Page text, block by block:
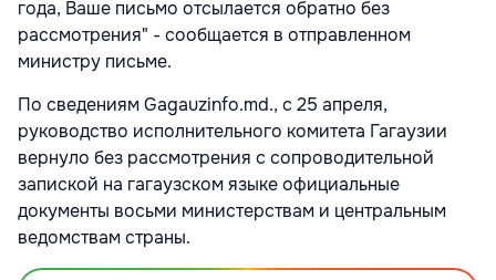
года, Ваше письмо отсылается обратно без
рассмотрения" - сообщается в отправленном
министру письме.
По сведениям Gagauzinfo.md., с 25 апреля,
руководство исполнительного комитета Гагаузии
вернуло без рассмотрения с сопроводительной
запиской на гагаузском языке официальные
документы восьми министерствам и центральным
ведомствам страны.